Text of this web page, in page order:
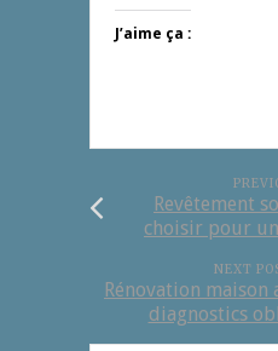
J’aime ça :
Revêtement
choisir pour
NEXT
Rénovation maison
diagnostics